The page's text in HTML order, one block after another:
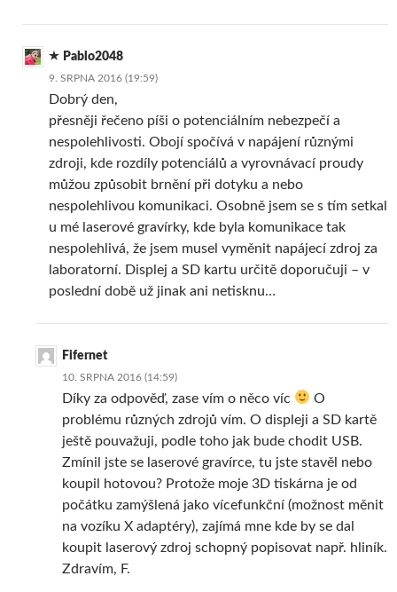
Pablo2048
9. SRPNA 2016 (19:59)
Dobrý den,
přesněji řečeno píši o potenciálním nebezpečí a
nespolehlivosti. Obojí spočívá v napájení různými
zdroji, kde rozdíly potenciálů a vyrovnávací proudy
můžou způsobit brnění při dotyku a nebo
nespolehlivou komunikaci. Osobně jsem se s tím setkal
u mé laserové gravírky, kde byla komunikace tak
nespolehlivá, že jsem musel vyměnit napájecí zdroj za
laboratorní. Displej a SD kartu určitě doporučuji – v
poslední době už jinak ani netisknu…
Fifernet
10. SRPNA 2016 (14:59)
Díky za odpověď, zase vím o něco víc
O
problému různých zdrojů vím. O displeji a SD kartě
ještě pouvažuji, podle toho jak bude chodit USB.
Zmínil jste se laserové gravírce, tu jste stavěl nebo
koupil hotovou? Protože moje 3D tiskárna je od
počátku zamýšlená jako vícefunkční (možnost měnit
na vozíku X adaptéry), zajímá mne kde by se dal
koupit laserový zdroj schopný popisovat např. hliník.
Zdravím, F.